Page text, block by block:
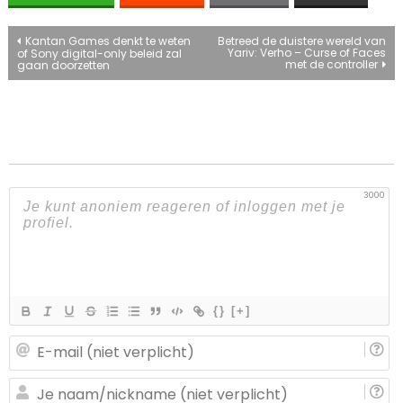
Bericht
navigatie
Kantan Games denkt te weten
of Sony digital-only beleid zal
gaan doorzetten
Betreed de duistere wereld van
Yariv: Verho – Curse of Faces
met de controller
3000
{} [+]